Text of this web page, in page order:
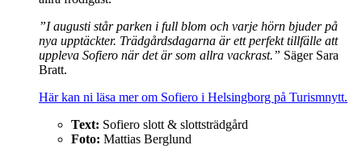
”I augusti står parken i full blom och varje hörn bjuder på
nya upptäckter. Trädgårdsdagarna är ett perfekt tillfälle att
uppleva Sofiero när det är som allra vackrast.” Säger Sara
Bratt.
Här kan ni läsa mer om Sofiero i Helsingborg på Turismnytt.
Text: Sofiero slott & slottsträdgård
Foto: Mattias Berglund